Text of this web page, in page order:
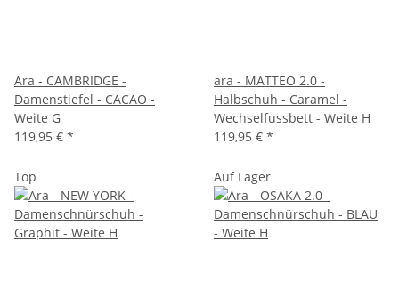
Ara - CAMBRIDGE -
Damenstiefel - CACAO -
Weite G
119,95 € *
ara - MATTEO 2.0 -
Halbschuh - Caramel -
Wechselfussbett - Weite H
119,95 € *
Top Auf Lager